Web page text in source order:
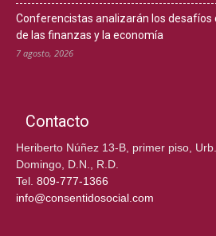
Conferencistas analizarán los
de las finanzas y la economía
7 agosto, 2026
Contacto
Heriberto Núñez 13-B, primer piso,
Domingo, D.N., R.D.
Tel. 809-777-1366
info@consentidosocial.com